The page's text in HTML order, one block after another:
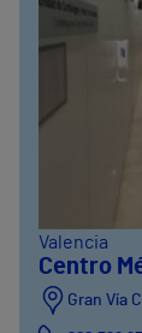
Valencia
Centro
Gran Vía